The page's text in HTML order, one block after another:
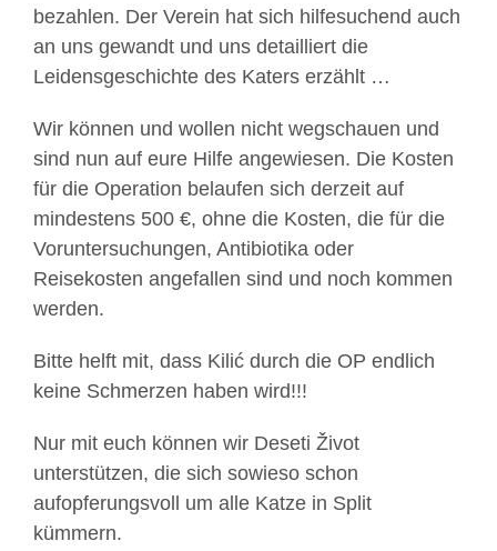
bezahlen. Der Verein hat sich hilfesuchend auch
an uns gewandt und uns detailliert die
Leidensgeschichte des Katers erzählt …
Wir können und wollen nicht wegschauen und
sind nun auf eure Hilfe angewiesen. Die Kosten
für die Operation belaufen sich derzeit auf
mindestens 500 €, ohne die Kosten, die für die
Voruntersuchungen, Antibiotika oder
Reisekosten angefallen sind und noch kommen
werden.
Bitte helft mit, dass Kilić durch die OP endlich
keine Schmerzen haben wird!!!
Nur mit euch können wir Deseti Život
unterstützen, die sich sowieso schon
aufopferungsvoll um alle Katze in Split
kümmern.